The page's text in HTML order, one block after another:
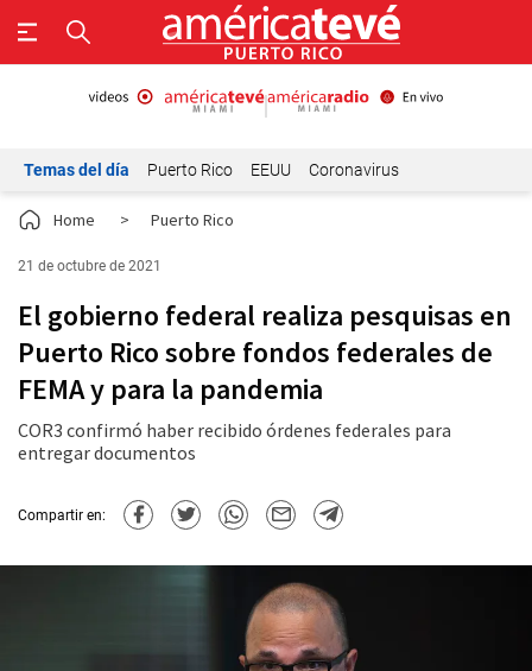
Temas del día Puerto Rico EEUU Coronavirus
Home > Puerto Rico
21 de octubre de 2021
El gobierno federal realiza pesquisas en
Puerto Rico sobre fondos federales de
FEMA y para la pandemia
COR3 confirmó haber recibido órdenes federales para
entregar documentos
Compartir en: